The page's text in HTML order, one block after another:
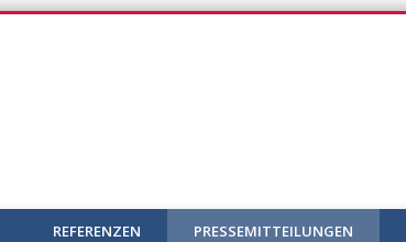
REFERENZEN PRESSEMITTEILUNGEN